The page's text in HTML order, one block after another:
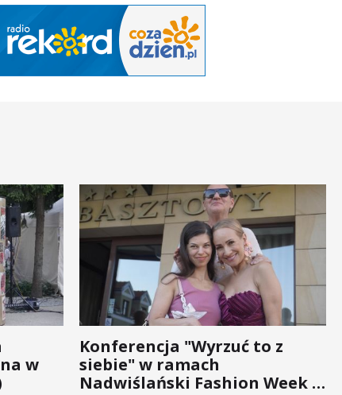
w
Konferencja "Wyrzuć to z
siebie" w ramach
Nadwiślański Fashion Week -